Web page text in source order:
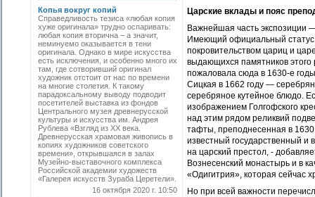
Копья вокруг копий
Справедливость тезиса «любая копия
хуже оригинала» трудно оспаривать:
любая копия вторична – а значит,
неминуемо оказывается в тени
оригинала. Однако в мире искусства
есть исключения, и особенно много их
там, где сотворивший оригинал
художник отстоит от нас по времени
на многие столетия. К такому
парадоксальному выводу подводит
посетителей выставка из фондов
Центрального музея древнерусской
культуры и искусства им. Андрея
Рублева «Взгляд из ХХ века.
Древнерусская храмовая живопись в
копиях художников советского
времени», открывшаяся в залах
Музейно-выставочного комплекса
Российской академии художеств
«Галерея искусств Зураба Церетели».
16 октября 2020 г. 10:50
Царские вклады и пояс
Важнейшая часть экспозиции
Имеющий официальный статус
покровительством цариц и
выдающихся памятников
пожаловала сюда в 1630-е
Сицкая в 1662 году —
серебряное кутейное блюдо.
изображением Голгофского
над этим рядом реликвий
тафты, преподнесенная в
известный государственный и
на царский престол, -
Вознесенский монастырь и в
«Одигитрия», которая сейчас
Но при всей важности